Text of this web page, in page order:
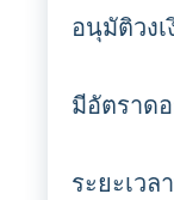
อนุมัติวงเ
มีอัตราดอ
ระยะเวล